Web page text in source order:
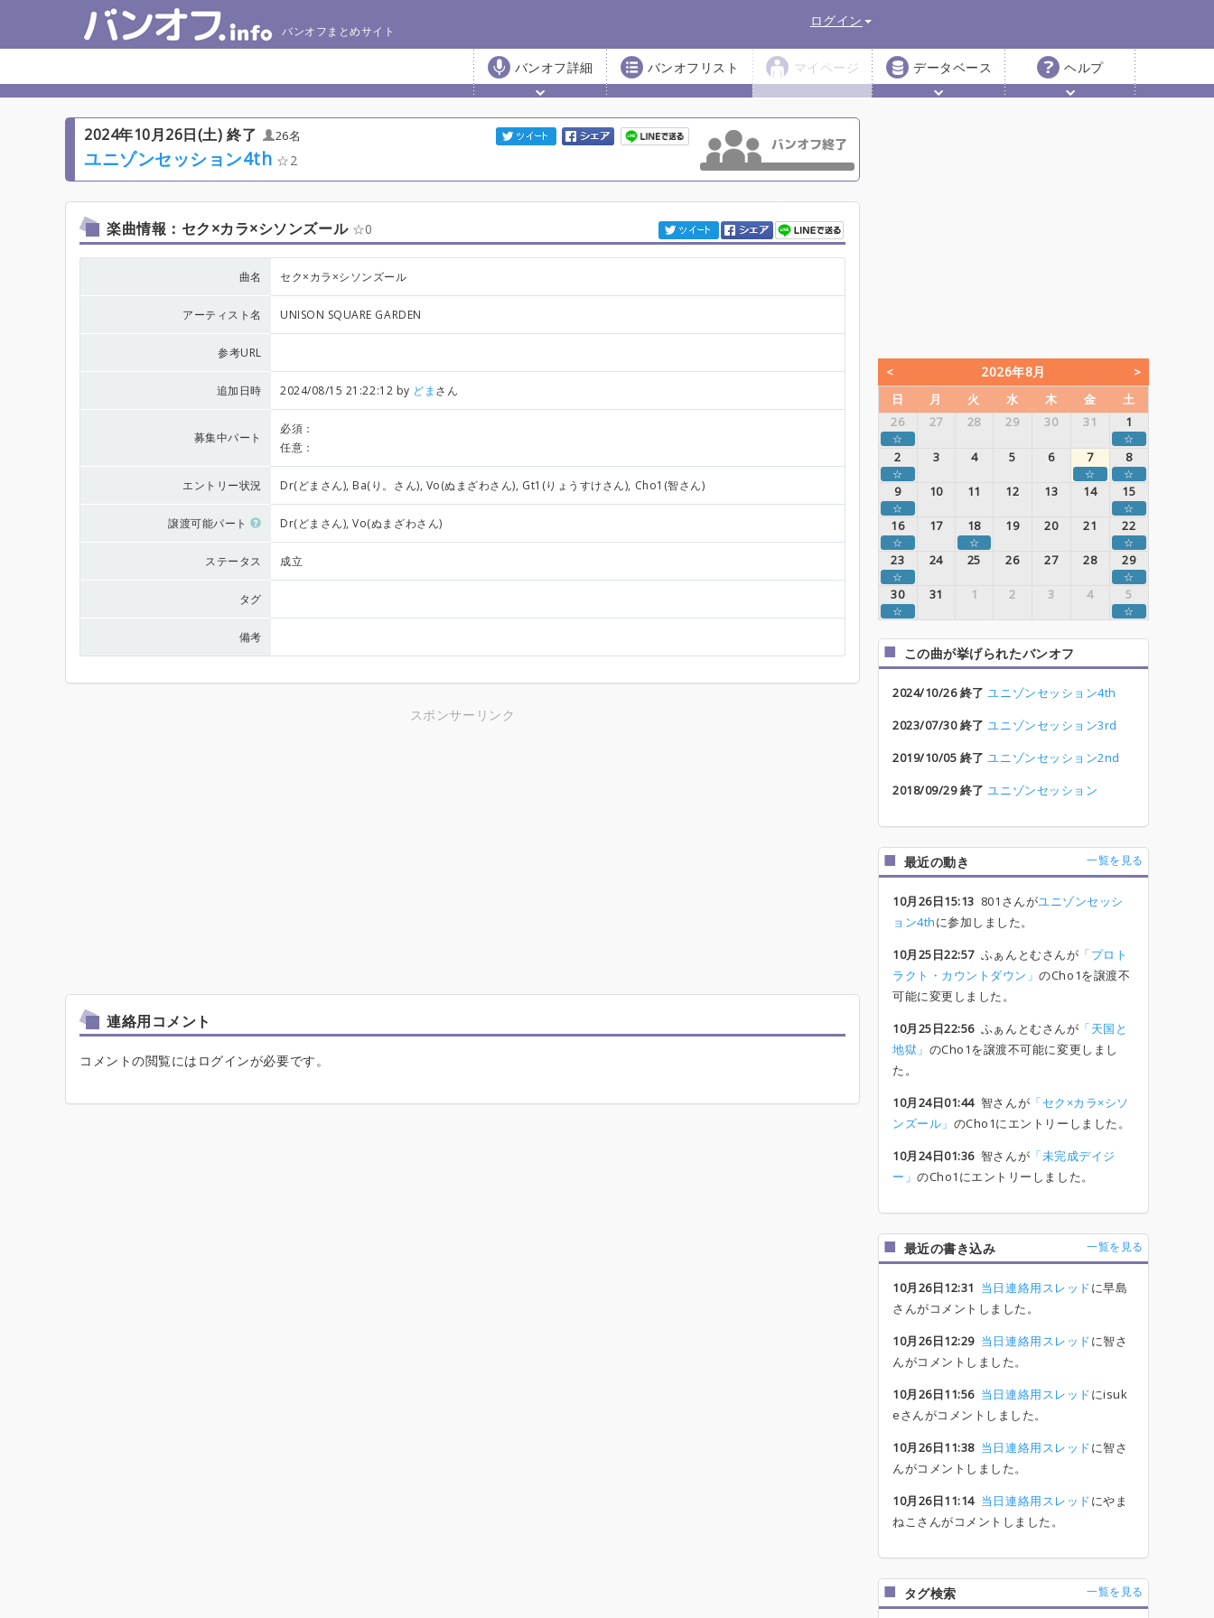
バンオフまとめサイト
ログイン
バンオフ詳細 バンオフリスト マイページ データベース ヘルプ
2024年10月26日(土) 終了 26名
ユニゾンセッション4th 2
楽曲情報：セク×カラ×シソンズール 0
曲名 セク×カラ×シソンズール
アーティスト名 UNISON SQUARE GARDEN
参考URL
追加日時 2024/08/15 21:22:12 by どま さん
募集中パート
必須：
任意：
エントリー状況 Dr(どまさん), Ba(り。さん), Vo(ぬまざわさん), Gt1(りょうすけさん), Cho1(智さん)
譲渡可能パート Dr(どまさん), Vo(ぬまざわさん)
ステータス 成立
タグ
備考
スポンサーリンク
連絡用コメント
コメントの閲覧にはログインが必要です。
2026年8月
日 月 火 水 木 金
土
26
27 28 29 30 31 1
☆ ☆
2 3 4 5 6 7 8
☆ ☆ ☆
9 10 11 12 13 14 15
☆ ☆
16 17 18 19 20 21 22
☆ ☆ ☆
23 24 25 26 27 28 29
☆ ☆
30 31 1 2 3 4 5
☆ ☆
この曲が挙げられたバンオフ
2024/10/26 終了 ユニゾンセッション4th
2023/07/30 終了 ユニゾンセッション3rd
2019/10/05 終了 ユニゾンセッション2nd
2018/09/29 終了 ユニゾンセッション
最近の動き 一覧を見る
10月26日15:13 801さんがユニゾンセッシ
ョン4thに参加しました。
10月25日22:57ふぁんとむさんが 「プロト
ラクト・カウントダウン」のCho1を譲渡不
可能に変更しました。
10月25日22:56ふぁんとむさんが 「天国と
地獄」 のCho1を譲渡不可能に変更しまし
た。
10月24日01:44智さんが 「セク×カラ×シソ
ンズール」 のCho1にエントリーしました。
10月24日01:36智さんが 「未完成デイジ
ー」のCho1にエントリーしました。
最近の書き込み 一覧を見る
10月26日12:31 当日連絡用スレッドに早島
さんがコメントしました。
10月26日12:29 当日連絡用スレッドに智さ
んがコメントしました。
10月26日11:56 当日連絡用スレッドにisuk
eさんがコメントしました。
10月26日11:38 当日連絡用スレッドに智さ
んがコメントしました。
10月26日11:14 当日連絡用スレッドにやま
ねこさんがコメントしました。
タグ検索 一覧を見る